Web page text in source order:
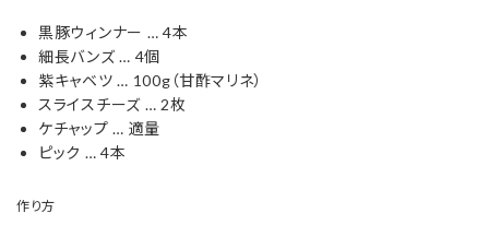
黒豚ウィンナー … 4本
細長バンズ … 4個
紫キャベツ … 100g（甘酢マリネ）
スライスチーズ … 2枚
ケチャップ … 適量
ピック … 4本
作り方